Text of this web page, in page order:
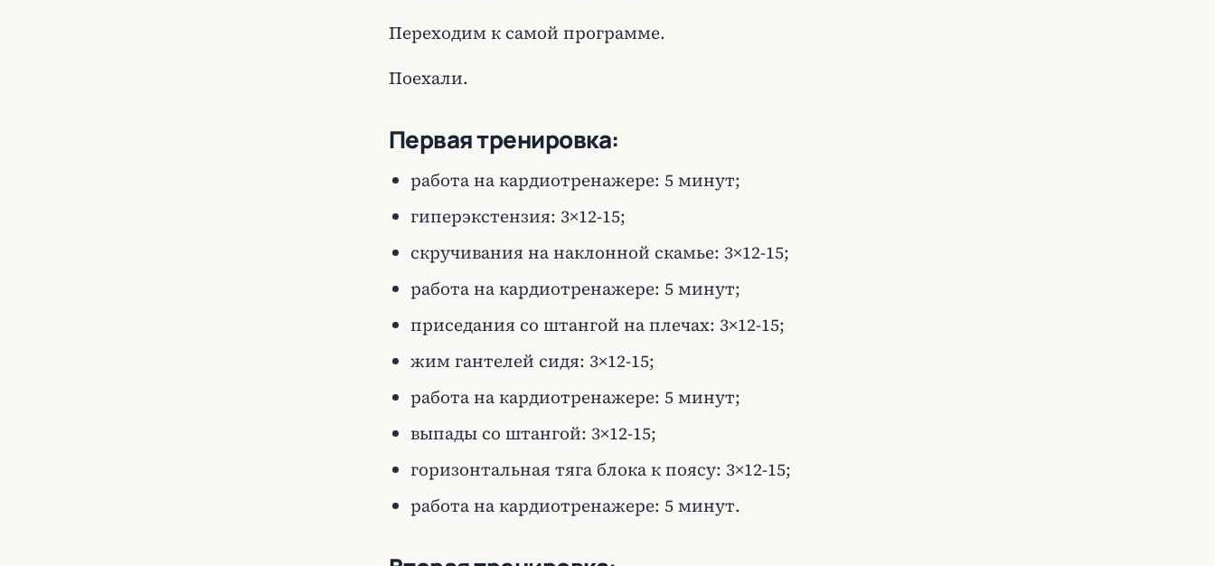
Переходим к самой программе.
Поехали.
Первая тренировка:
работа на кардиотренажере: 5 минут;
гиперэкстензия: 3×12-15;
скручивания на наклонной скамье: 3×12-15;
работа на кардиотренажере: 5 минут;
приседания со штангой на плечах: 3×12-15;
жим гантелей сидя: 3×12-15;
работа на кардиотренажере: 5 минут;
выпады со штангой: 3×12-15;
горизонтальная тяга блока к поясу: 3×12-15;
работа на кардиотренажере: 5 минут.